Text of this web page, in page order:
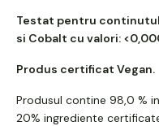
Testat pentru
si Cobalt cu valori:
Produs certificat Vegan.
Produsul contine 98,0 %
20% ingrediente